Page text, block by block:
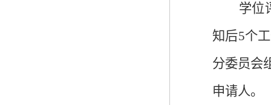
学位
知后5个
分委员会
申请人。